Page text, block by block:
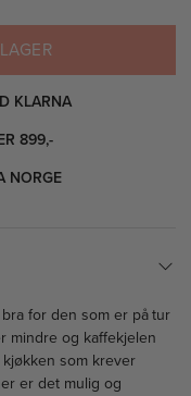
KLARNA
899,-
NORGE
for den som er på tur
mindre og kaffekjelen
som krever
er det mulig og